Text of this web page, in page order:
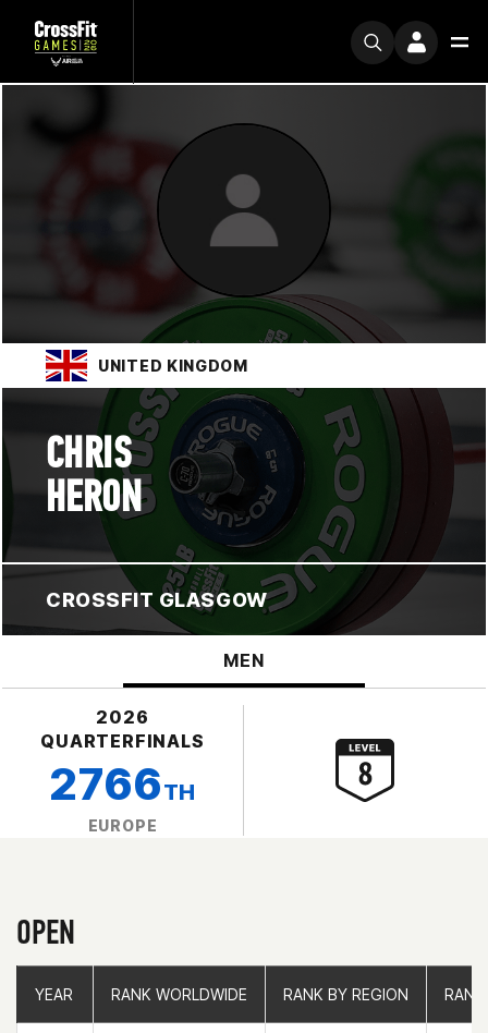
UNITED KINGDOM
CHRIS
HERON
CROSSFIT GLASGOW
MEN
2026
QUARTERFINALS
2766TH
EUROPE
OPEN
YEAR RANK WORLDWIDE RANK BY REGION
YEAR RANK WORLDWIDE RANK BY REGION